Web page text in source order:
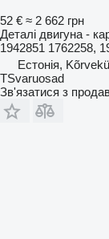
52 € ≈ 2 662 грн
Деталі двигуна -
1942851 1762258,
Естонія,
TSvaruosad
Зв'язатися з